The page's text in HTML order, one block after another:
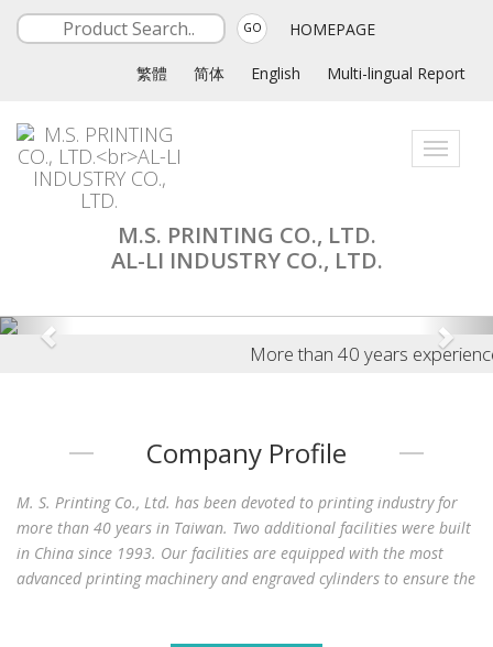
GO HOMEPAGE
繁體 简体 English Multi-lingual Report
Toggle
M.S. PRINTING CO., LTD.
AL-LI INDUSTRY CO., LTD.
More than 40 years experience
Company Profile
M. S. Printing Co., Ltd. has been devoted to printing industry for
more than 40 years in Taiwan. Two additional facilities were built
in China since 1993. Our facilities are equipped with the most
advanced printing machinery and engraved cylinders to ensure the